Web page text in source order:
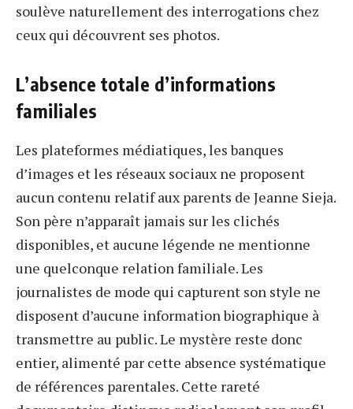
soulève naturellement des interrogations chez
ceux qui découvrent ses photos.
L’absence totale d’informations
familiales
Les plateformes médiatiques, les banques
d’images et les réseaux sociaux ne proposent
aucun contenu relatif aux parents de Jeanne Sieja.
Son père n’apparaît jamais sur les clichés
disponibles, et aucune légende ne mentionne
une quelconque relation familiale. Les
journalistes de mode qui capturent son style ne
disposent d’aucune information biographique à
transmettre au public. Le mystère reste donc
entier, alimenté par cette absence systématique
de références parentales. Cette rareté